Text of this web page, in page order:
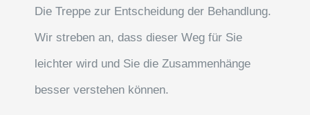
Die Treppe zur Entscheidung der Behandlung.
Wir streben an, dass dieser Weg für Sie
leichter wird und Sie die Zusammenhänge
besser verstehen können.